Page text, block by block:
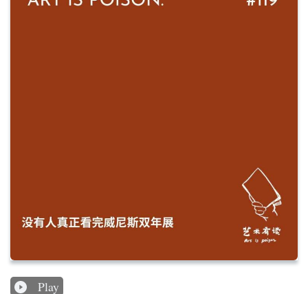
Play